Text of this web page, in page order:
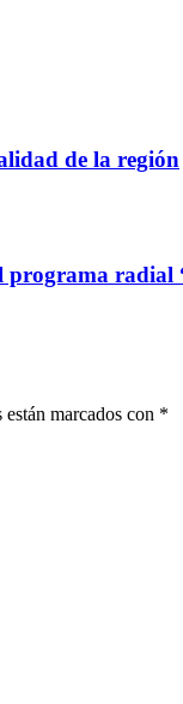
de la región
programa radial
marcados con *